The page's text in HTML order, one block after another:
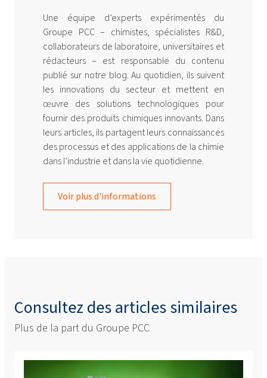
Une équipe d’experts expérimentés du
Groupe PCC – chimistes, spécialistes R&D,
collaborateurs de laboratoire, universitaires et
rédacteurs – est responsable du contenu
publié sur notre blog. Au quotidien, ils suivent
les innovations du secteur et mettent en
œuvre des solutions technologiques pour
fournir des produits chimiques innovants. Dans
leurs articles, ils partagent leurs connaissances
des processus et des applications de la chimie
dans l’industrie et dans la vie quotidienne.
Voir plus d'informations
Consultez des articles similaires
Plus de la part du Groupe PCC